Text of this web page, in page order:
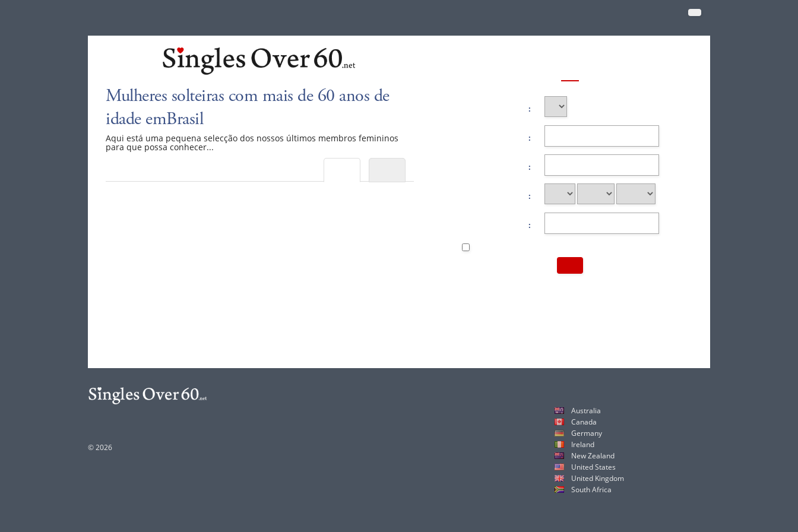
Mulheres solteiras com mais de 60 anos de
idade emBrasil
Aqui está uma pequena selecção dos nossos últimos membros femininos
para que possa conhecer...
:
:
:
:
:
© 2026
Australia
Canada
Germany
Ireland
New Zealand
United States
United Kingdom
South Africa